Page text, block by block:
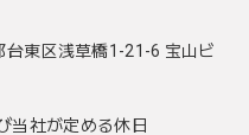
台東区浅草橋1-21-6 宝山ビ
当社が定める休日